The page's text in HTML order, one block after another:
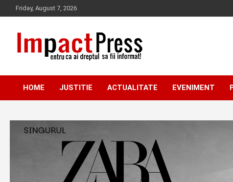
to
Friday, August 7, 2026
IMPACTPRESS
HOME JUSTITIE ACTUALITATE EVENIMENT